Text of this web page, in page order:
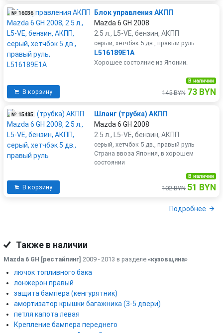
№ 16036
Блок управления АКПП
Mazda 6 GH 2008
2.5 л., L5-VE, бензин, АКПП
серый, хетчбэк 5 дв., правый руль
L516189E1A
Хорошее состояние из Японии.
В корзину
В наличии
145 BYN 73 BYN
№ 15485
Шланг (трубка) АКПП
Mazda 6 GH 2008
2.5 л., L5-VE, бензин, АКПП
серый, хетчбэк 5 дв., правый руль
Страна ввоза Япония, в хорошем
состоянии
В корзину
В наличии
102 BYN 51 BYN
Подробнее
Также в наличии
Mazda 6 GH [рестайлинг] 2009 - 2013 в разделе «кузовщина»
лючок топливного бака
лонжерон правый
защита бампера (кенгурятник)
амортизатор крышки багажника (3-5 двери)
петля капота левая
Крепление бампера переднего